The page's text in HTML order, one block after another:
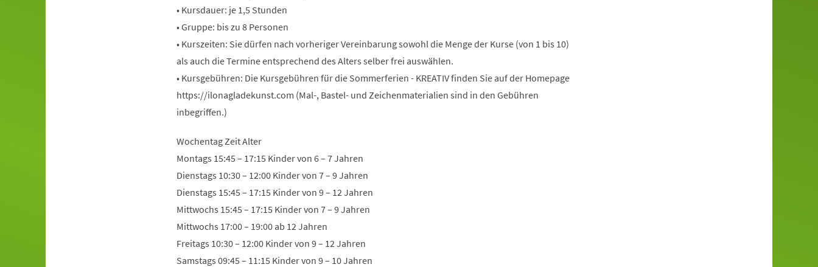
• Kursdauer: je 1,5 Stunden
• Gruppe: bis zu 8 Personen
• Kurszeiten: Sie dürfen nach vorheriger Vereinbarung sowohl die Menge der Kurse (von 1 bis 10)
als auch die Termine entsprechend des Alters selber frei auswählen.
• Kursgebühren: Die Kursgebühren für die Sommerferien - KREATIV finden Sie auf der Homepage
https://ilonagladekunst.com (Mal-, Bastel- und Zeichenmaterialien sind in den Gebühren
inbegriffen.)
Wochentag Zeit Alter
Montags 15:45 – 17:15 Kinder von 6 – 7 Jahren
Dienstags 10:30 – 12:00 Kinder von 7 – 9 Jahren
Dienstags 15:45 – 17:15 Kinder von 9 – 12 Jahren
Mittwochs 15:45 – 17:15 Kinder von 7 – 9 Jahren
Mittwochs 17:00 – 19:00 ab 12 Jahren
Freitags 10:30 – 12:00 Kinder von 9 – 12 Jahren
Samstags 09:45 – 11:15 Kinder von 9 – 10 Jahren